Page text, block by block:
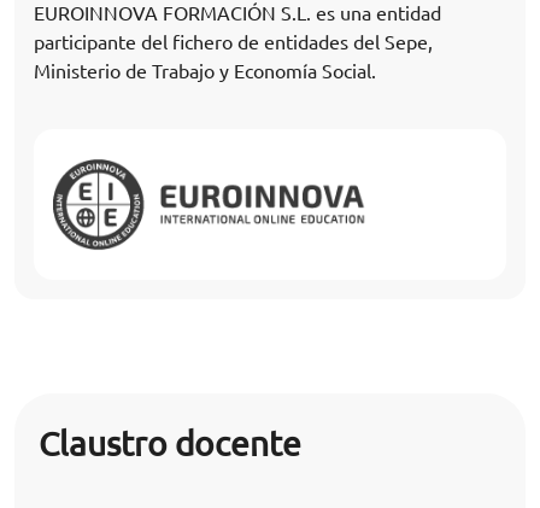
EUROINNOVA FORMACIÓN S.L. es una entidad
participante del fichero de entidades del Sepe,
Ministerio de Trabajo y Economía Social.
Claustro docente